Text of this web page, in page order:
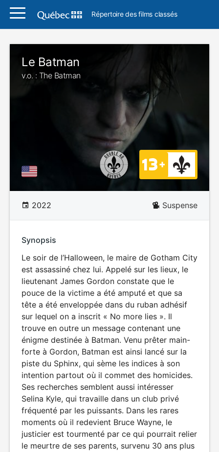
Répertoire des films classés
Le Batman
v.o. : The Batman
2022 Suspense
Synopsis
Le soir de l’Halloween, le maire de Gotham City
est assassiné chez lui. Appelé sur les lieux, le
lieutenant James Gordon constate que le
pouce de la victime a été amputé et que sa
tête a été enveloppée dans du ruban adhésif
sur lequel on a inscrit « No more lies ». Il
trouve en outre un message contenant une
énigme destinée à Batman. Venu prêter main-
forte à Gordon, Batman est ainsi lancé sur la
piste du Sphinx, qui sème les indices à son
intention partout où il commet des homicides.
Ses recherches semblent aussi intéresser
Selina Kyle, qui travaille dans un club privé
fréquenté par les puissants. Dans les rares
moments où il redevient Bruce Wayne, le
justicier est tourmenté par ce qui pourrait relier
le meurtre de ses parents, survenu 30 ans plus